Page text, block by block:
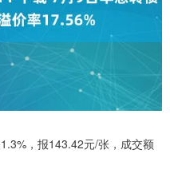
，报143.42元/张，成交额